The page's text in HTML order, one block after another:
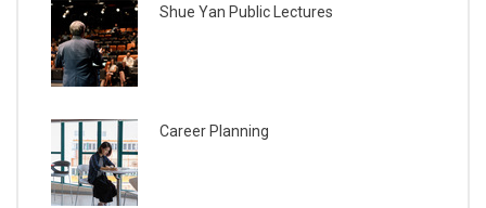
Shue Yan Public Lectures
Career Planning